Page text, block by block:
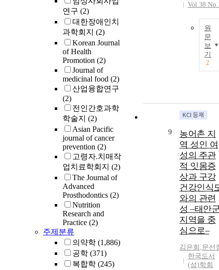
연구 (2)
대한장애인치
과학회지 (2)
Korean Journal
of Health
Promotion (2)
Journal of
medicinal food (2)
산업융합연구
(2)
전인간호과학
학술지 (2)
Asian Pacific
journal of cancer
prevention (2)
고령자.치매작
업치료학회지 (2)
The Journal of
Advanced
Prosthodontics (2)
Nutrition
Research and
Practice (2)
주제분류
의약학 (1,886)
공학 (371)
복합학 (245)
Vol.38
원
문
보
기
2
9
농어촌 지
역 성인 여
성의 주관
적 잇몸증
상과 구강
건강인식
와의 관련
성 –태안
지역을 중
심으로–
김은희 ,문선
한국도서
(섬)학회